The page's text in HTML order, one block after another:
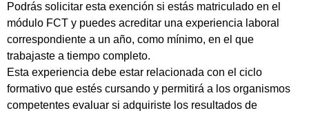
Podrás solicitar esta exención si estás matriculado en el
módulo FCT y puedes acreditar una experiencia laboral
correspondiente a un año, como mínimo, en el que
trabajaste a tiempo completo.
Esta experiencia debe estar relacionada con el ciclo
formativo que estés cursando y permitirá a los organismos
competentes evaluar si adquiriste los resultados de